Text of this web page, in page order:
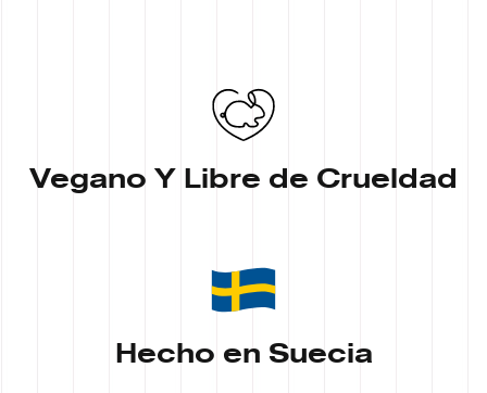
Vegano Y Libre de Crueldad
Hecho en Suecia